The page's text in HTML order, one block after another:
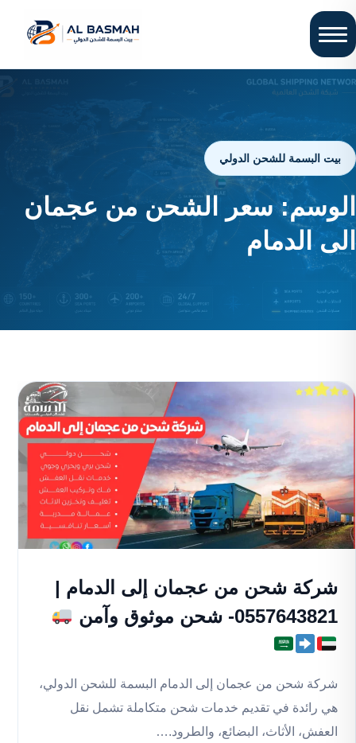
بيت البسمة للشحن الدولي
الوسم:سعر الشحن من عجمان
الى الدمام
شركة شحن من عجمان إلى الدمام |
0557643821- شحن موثوق وآمن
شركة شحن من عجمان إلى الدمام البسمة للشحن الدولي،
هي رائدة في تقديم خدمات شحن متكاملة تشمل نقل
العفش، الأثاث، البضائع، والطرود.…